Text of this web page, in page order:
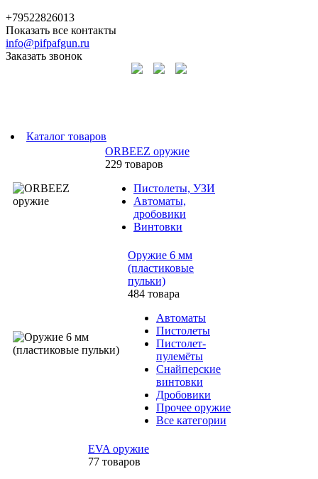
+79522826013
Показать все контакты
info@pifpafgun.ru
Заказать звонок
Каталог товаров
ORBEEZ оружие
229 товаров
Пистолеты, УЗИ
Автоматы,
дробовики
Винтовки
Оружие 6 мм
(пластиковые
пульки)
484 товара
Автоматы
Пистолеты
Пистолет-
пулемёты
Снайперские
винтовки
Дробовики
Прочее оружие
Все категории
EVA оружие
77 товаров